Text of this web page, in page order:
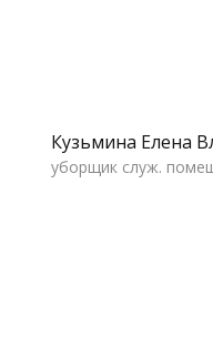
Кузьмина Елена
уборщик служ.